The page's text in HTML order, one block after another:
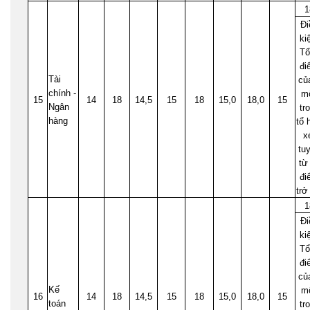
15
Tài
chính -
Ngân
hàng
14 18 14,5 15 18 15,0 18,0 15
tổ
từ
trở
16
Kế
toán
14 18 14,5 15 18 15,0 18,0 15